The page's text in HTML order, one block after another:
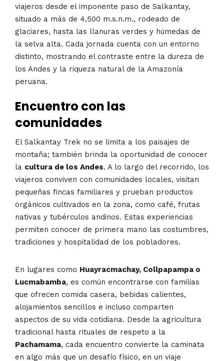
viajeros desde el imponente paso de Salkantay,
situado a más de 4,500 m.s.n.m., rodeado de
glaciares, hasta las llanuras verdes y húmedas de
la selva alta. Cada jornada cuenta con un entorno
distinto, mostrando el contraste entre la dureza de
los Andes y la riqueza natural de la Amazonía
peruana.
Encuentro con las
comunidades
El Salkantay Trek no se limita a los paisajes de
montaña; también brinda la oportunidad de conocer
la cultura de los Andes. A lo largo del recorrido, los
viajeros conviven con comunidades locales, visitan
pequeñas fincas familiares y prueban productos
orgánicos cultivados en la zona, como café, frutas
nativas y tubérculos andinos. Estas experiencias
permiten conocer de primera mano las costumbres,
tradiciones y hospitalidad de los pobladores.
En lugares como Huayracmachay, Collpapampa o
Lucmabamba, es común encontrarse con familias
que ofrecen comida casera, bebidas calientes,
alojamientos sencillos e incluso comparten
aspectos de su vida cotidiana. Desde la agricultura
tradicional hasta rituales de respeto a la
Pachamama, cada encuentro convierte la caminata
en algo más que un desafío físico, en un viaje